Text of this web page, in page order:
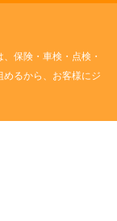
保険・車検・点検・
るから、お客様にジ